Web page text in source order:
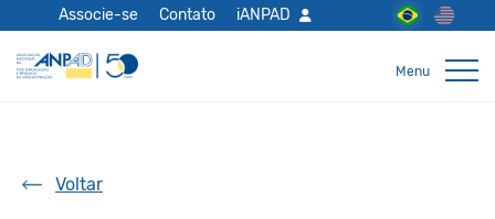
Associe-se Contato iANPAD
Voltar